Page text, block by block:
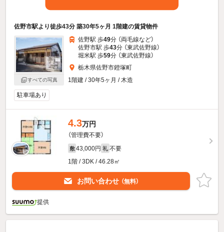
佐野市駅より徒歩43分 築30年5ヶ月 1階建の賃貸物件
すべての写真
佐野駅 歩49分 （両毛線など）
佐野市駅 歩43分 （東武佐野線）
堀米駅 歩59分 （東武佐野線）
栃木県佐野市鐙塚町
1階建 / 30年5ヶ月 / 木造
駐車場あり
4.3万円
（管理費不要）
敷 43,000円 礼 不要
1階 / 3DK / 46.28㎡
お問い合わせ （無料）
提供